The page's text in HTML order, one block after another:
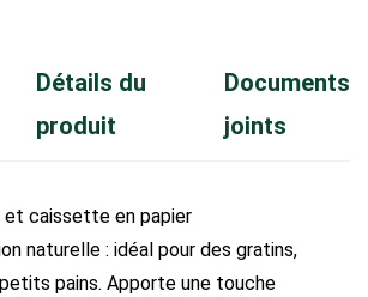
Détails du
produit
Documents
joints
et caissette en papier
naturelle : idéal pour des gratins,
pains. Apporte une touche